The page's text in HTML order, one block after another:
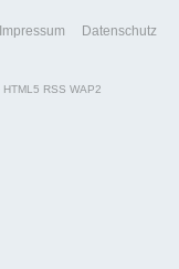
Impressum Datenschutz
HTML5 RSS WAP2